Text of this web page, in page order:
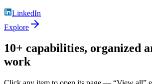
LinkedIn
Explore
10+ capabilities, organized
work